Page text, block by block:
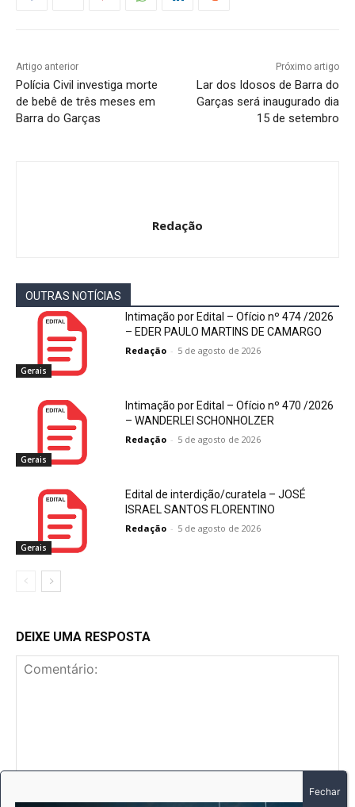
Artigo anterior
Polícia Civil investiga morte
de bebê de três meses em
Barra do Garças
Próximo artigo
Lar dos Idosos de Barra do
Garças será inaugurado dia
15 de setembro
Redação
OUTRAS NOTÍCIAS
Gerais
Intimação por Edital – Ofício nº 474 /2026
– EDER PAULO MARTINS DE CAMARGO
Redação - 5 de agosto de 2026
Gerais
Intimação por Edital – Ofício nº 470 /2026
– WANDERLEI SCHONHOLZER
Redação - 5 de agosto de 2026
Gerais
Edital de interdição/curatela – JOSÉ
ISRAEL SANTOS FLORENTINO
Redação - 5 de agosto de 2026
DEIXE UMA RESPOSTA